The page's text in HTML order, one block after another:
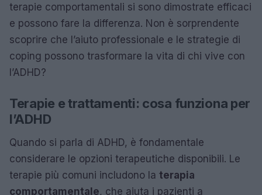
terapie comportamentali si sono dimostrate efficaci
e possono fare la differenza. Non è sorprendente
scoprire che l’aiuto professionale e le strategie di
coping possono trasformare la vita di chi vive con
l’ADHD?
Terapie e trattamenti: cosa funziona per
l’ADHD
Quando si parla di ADHD, è fondamentale
considerare le opzioni terapeutiche disponibili. Le
terapie più comuni includono la terapia
comportamentale, che aiuta i pazienti a